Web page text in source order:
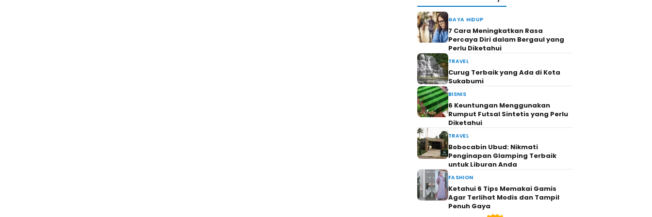
GAYA HIDUP
7 Cara Meningkatkan Rasa
Percaya Diri dalam Bergaul yang
Perlu Diketahui
TRAVEL
Curug Terbaik yang Ada di Kota
Sukabumi
BISNIS
6 Keuntungan Menggunakan
Rumput Futsal Sintetis yang Perlu
Diketahui
TRAVEL
Bobocabin Ubud: Nikmati
Penginapan Glamping Terbaik
untuk Liburan Anda
FASHION
Ketahui 6 Tips Memakai Gamis
Agar Terlihat Modis dan Tampil
Penuh Gaya